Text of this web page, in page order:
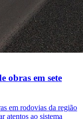
obras em sete
em rodovias da região
atentos ao sistema